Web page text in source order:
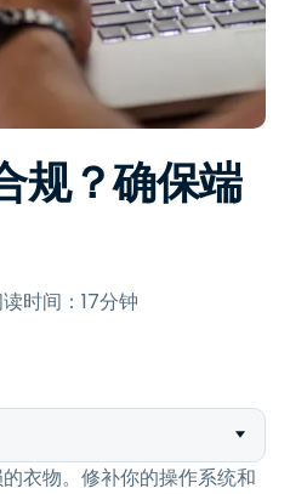
规？确保端
时间：17分钟
衣物。修补你的操作系统和